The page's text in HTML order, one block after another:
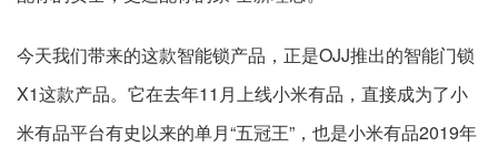
今天我们带来的这款智能锁产品，正是OJJ推出的智能门锁
X1这款产品。它在去年11月上线小米有品，直接成为了小
米有品平台有史以来的单月“五冠王”，也是小米有品2019年